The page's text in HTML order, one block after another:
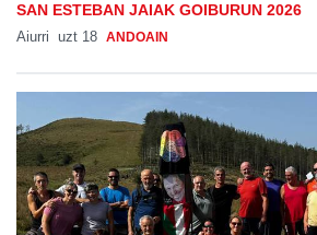
SAN ESTEBAN JAIAK GOIBURUN 2026
Aiurri uzt 18 ANDOAIN